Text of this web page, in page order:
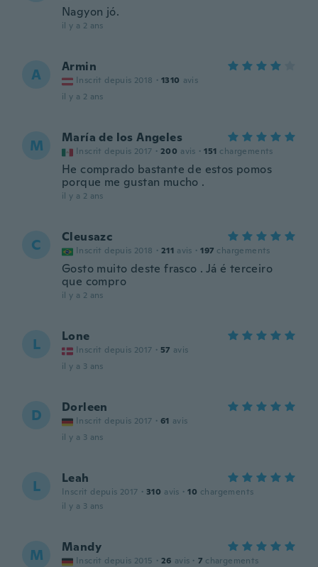
Nagyon jó.
il y a 2 ans
A Armin
Inscrit depuis 2018 · 1310 avis
il y a 2 ans
M María de los Angeles
Inscrit depuis 2017 · 200 avis · 151 chargements
He comprado bastante de estos pomos
porque me gustan mucho .
il y a 2 ans
C Cleusazc
Inscrit depuis 2018 · 211 avis · 197 chargements
Gosto muito deste frasco . Já é terceiro
que compro
il y a 2 ans
L Lone
Inscrit depuis 2017 · 57 avis
il y a 3 ans
D Dorleen
Inscrit depuis 2017 · 61 avis
il y a 3 ans
L Leah
Inscrit depuis 2017 · 310 avis · 10 chargements
il y a 3 ans
M Mandy
Inscrit depuis 2015 · 26 avis · 7 chargements